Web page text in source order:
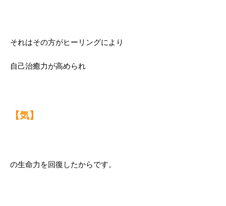
それはその方がヒーリングにより
自己治癒力が高められ
【気】
の生命力を回復したからです。